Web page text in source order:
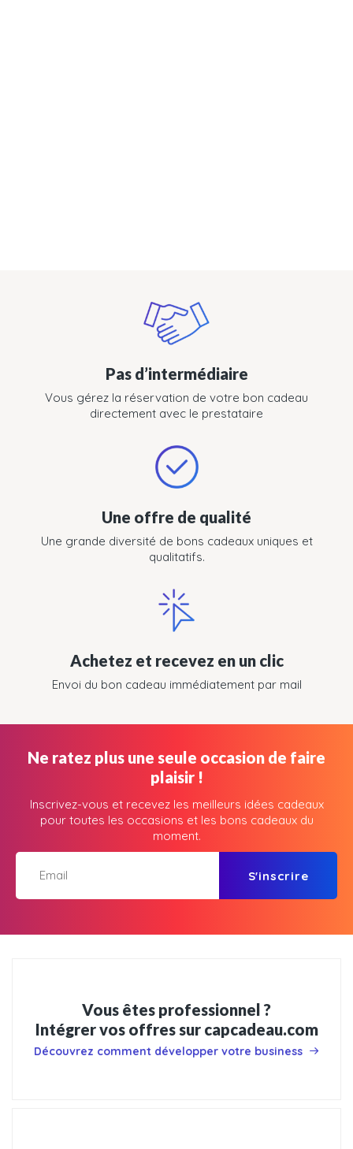
Pas d’intermédiaire
Vous gérez la réservation de votre bon cadeau
directement avec le prestataire
Une offre de qualité
Une grande diversité de bons cadeaux uniques et
qualitatifs.
Achetez et recevez en un clic
Envoi du bon cadeau immédiatement par mail
Ne ratez plus une seule occasion de faire
plaisir !
Inscrivez-vous et recevez les meilleurs idées cadeaux
pour toutes les occasions et les bons cadeaux du
moment.
S'inscrire
Vous êtes professionnel ?
Intégrer vos offres sur capcadeau.com
Découvrez comment développer votre business